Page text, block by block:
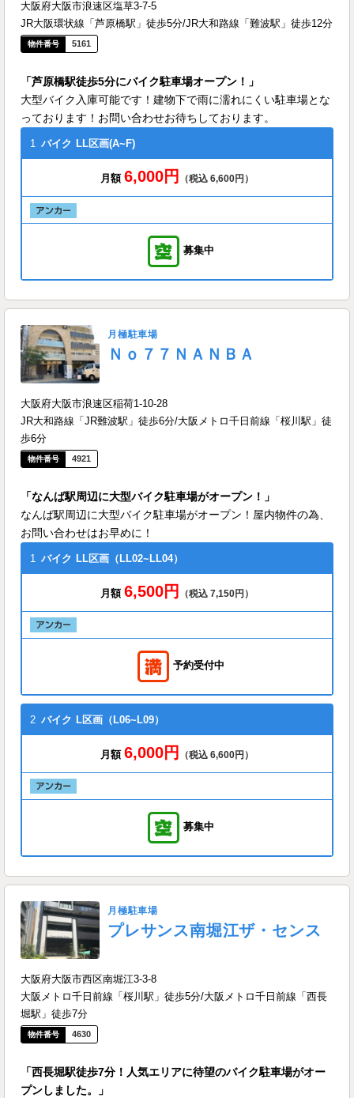
大阪府大阪市浪速区塩草3-7-5
JR大阪環状線「芦原橋駅」徒歩5分/JR大和路線「難波駅」徒歩12分
5161
「芦原橋駅徒歩5分にバイク駐車場オープン！」
大型バイク入庫可能です！建物下で雨に濡れにくい駐車場とな
っております！お問い合わせお待ちしております。
1 バイク LL区画(A~F)
月額 6,000円 （税込 6,600円）
募集中
月極駐車場
Ｎｏ７７ＮＡＮＢＡ
大阪府大阪市浪速区稲荷1-10-28
JR大和路線「JR難波駅」徒歩6分/大阪メトロ千日前線「桜川駅」徒
歩6分
4921
「なんば駅周辺に大型バイク駐車場がオープン！」
なんば駅周辺に大型バイク駐車場がオープン！屋内物件の為、
お問い合わせはお早めに！
1 バイク LL区画（LL02~LL04）
月額 6,500円 （税込 7,150円）
予約受付中
2 バイク L区画（L06~L09）
月額 6,000円 （税込 6,600円）
募集中
月極駐車場
プレサンス南堀江ザ・センス
大阪府大阪市西区南堀江3-3-8
大阪メトロ千日前線「桜川駅」徒歩5分/大阪メトロ千日前線「西長
堀駅」徒歩7分
4630
「西長堀駅徒歩7分！人気エリアに待望のバイク駐車場がオー
プンしました。」